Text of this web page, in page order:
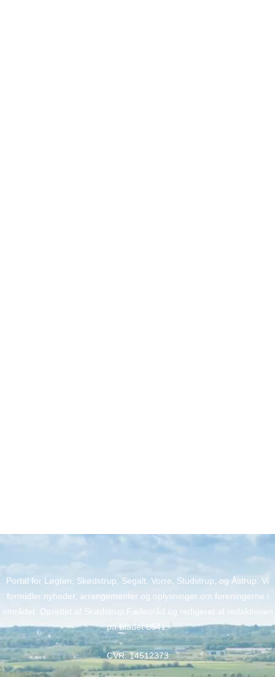
Portal for Løgten, Skødstrup, Segalt, Vorre, Studstrup, og Åstrup. Vi
formidler nyheder, arrangementer og oplysninger om foreningerne i
området. Oprettet af Skødstrup Fællesråd og redigeret af redaktionen
på Bladet 8541.
CVR: 14512373